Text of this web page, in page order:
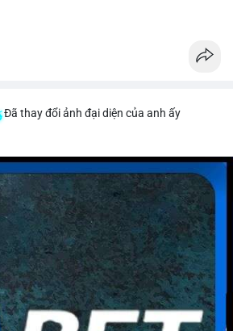
Đã thay đổi ảnh đại diện của anh ấy